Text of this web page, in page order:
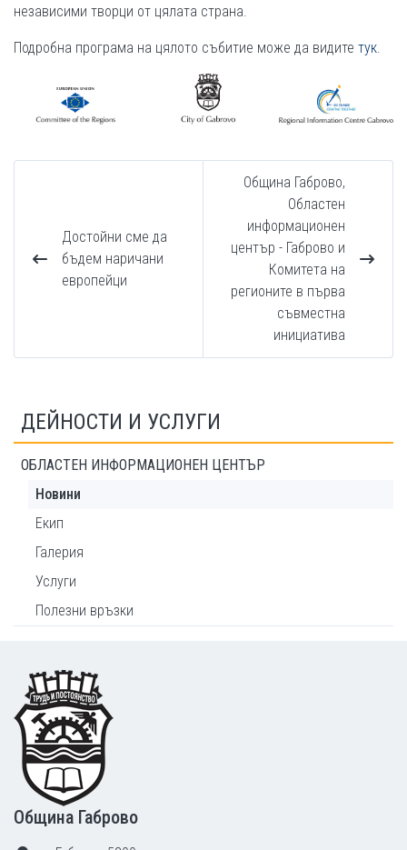
независими творци от цялата страна.
Подробна програма на цялото събитие може да видите тук.
Достойни сме да
бъдем наричани
европейци
Община Габрово,
Областен
информационен
център - Габрово и
Комитета на
регионите в първа
съвместна
инициатива
ДЕЙНОСТИ И УСЛУГИ
ОБЛАСТЕН ИНФОРМАЦИОНЕН ЦЕНТЪР
Новини
Екип
Галерия
Услуги
Полезни връзки
Footer
Община Габрово